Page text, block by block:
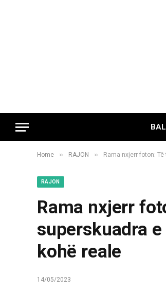
Home » RAJON » Rama nxjerr foton:
RAJON
Rama nxjerr
superskuadra
kohë reale
14/05/2023